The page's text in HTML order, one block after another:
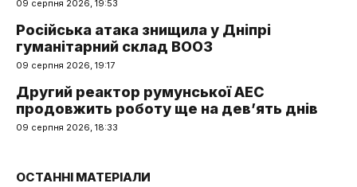
09 серпня 2026, 19:53
Російська атака знищила у Дніпрі
гуманітарний склад ВООЗ
09 серпня 2026, 19:17
Другий реактор румунської АЕС
продовжить роботу ще на дев’ять днів
09 серпня 2026, 18:33
ОСТАННІ МАТЕРІАЛИ